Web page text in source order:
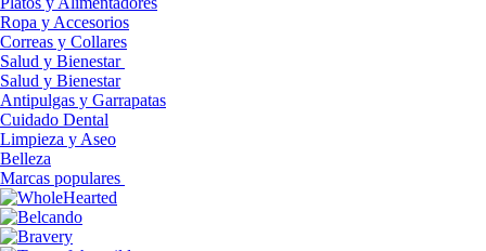
Ropa y Accesorios
Correas y Collares
Salud y Bienestar
Salud y Bienestar
Antipulgas y Garrapatas
Cuidado Dental
Limpieza y Aseo
Belleza
Marcas populares